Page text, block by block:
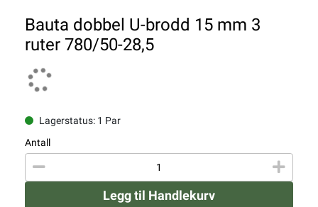
Bauta dobbel U-brodd 15 mm 3
ruter 780/50-28,5
Lagerstatus: 1 Par
Antall
Legg til Handlekurv